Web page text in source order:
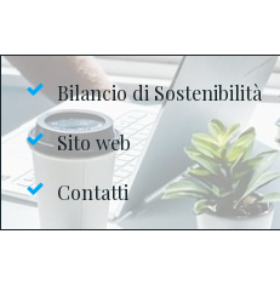
Bilancio di Sostenibilità
Sito web
Contatti